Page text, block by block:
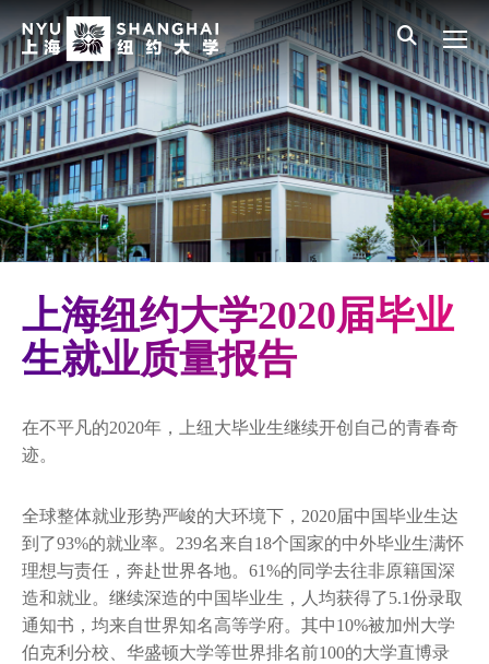
Skip to main content
English 员工登录 All NYU
Main Menu CN
迎新项目
住宿生活
体育运动与健身
学生活动与社区参与
学生多元文化中心
学生健康中心
校友
毕业生就业去向
历届毕业生就业质量报告
上海纽约大学2020届毕业
生就业质量报告
在不平凡的2020年，上纽大毕业生继续开创自己的青春奇
迹。
全球整体就业形势严峻的大环境下，2020届中国毕业生达
到了93%的就业率。239名来自18个国家的中外毕业生满怀
理想与责任，奔赴世界各地。61%的同学去往非原籍国深
造和就业。继续深造的中国毕业生，人均获得了5.1份录取
通知书，均来自世界知名高等学府。其中10%被加州大学
伯克利分校、华盛顿大学等世界排名前100的大学直博录